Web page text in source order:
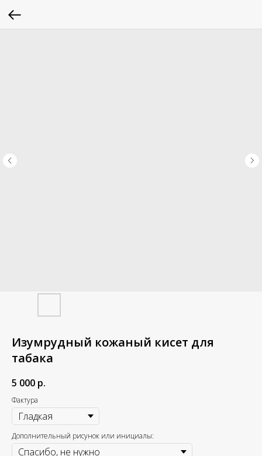
Изумрудный кожаный кисет для
табака
5 000 р.
Фактура
Дополнительный рисунок или инициалы: